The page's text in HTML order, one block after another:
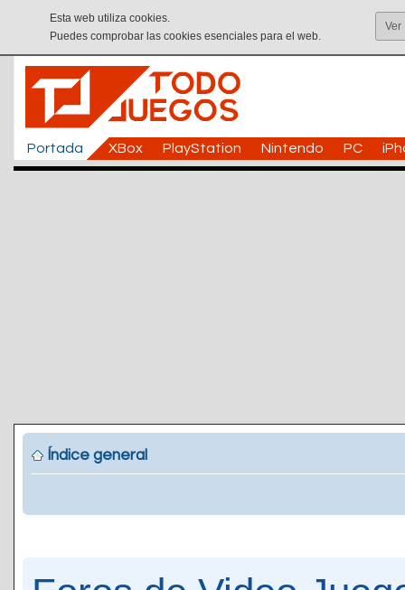
Esta web utiliza cookies.
Puedes comprobar las cookies esenciales para el web.
Ver
Portada XBox PlayStation Nintendo PC
Índice general